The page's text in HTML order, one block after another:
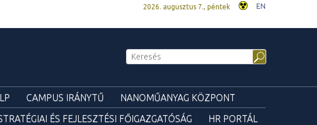
2026. augusztus 7., péntek EN
CAMPUS IRÁNYTŰ
NANOMŰANYAG KÖZPONT
ÉS FEJLESZTÉSI FŐIGAZGATÓSÁG
HR PORTÁL